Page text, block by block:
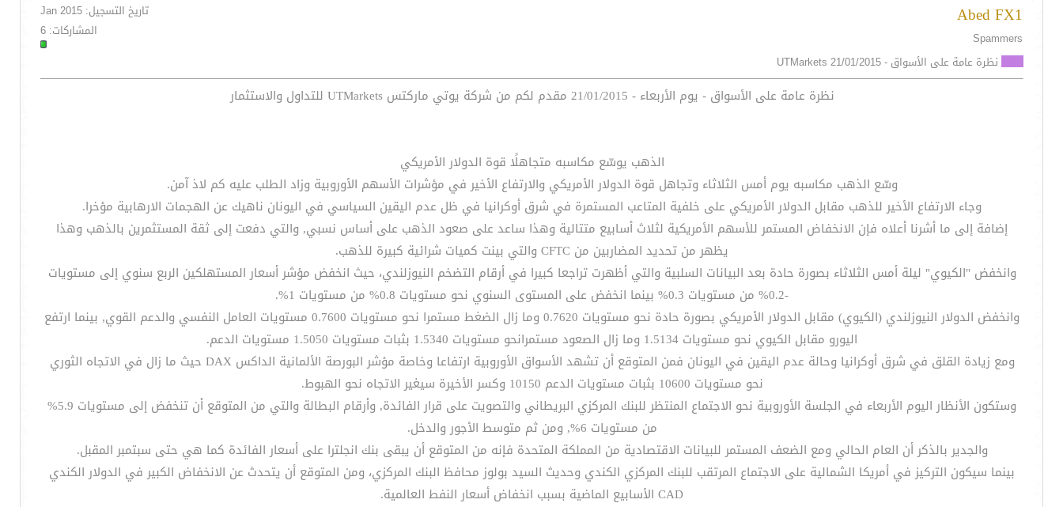
Abed FX1
Spammers
تاريخ التسجيل: Jan 2015
المشاركات: 6
نظرة عامة على الأسواق - 21/01/2015 UTMarkets
نظرة عامة على الأسواق - يوم الأربعاء - 21/01/2015 مقدم لكم من شركة يوتي ماركتس UTMarkets للتداول والاستثمار
الذهب يوسّع مكاسبه متجاهلًا قوة الدولار الأمريكي
وسّع الذهب مكاسبه يوم أمس الثلاثاء وتجاهل قوة الدولار الأمريكي والارتفاع الأخير في مؤشرات الأسهم الأوروبية وزاد الطلب عليه كم لاذ آمن.
وجاء الارتفاع الأخير للذهب مقابل الدولار الأمريكي على خلفية المتاعب المستمرة في شرق أوكرانيا في ظل عدم اليقين السياسي في اليونان ناهيك عن الهجمات الارهابية مؤخرا.
إضافة إلى ما أشرنا أعلاه فإن الانخفاض المستمر للأسهم الأمريكية لثلاث أسابيع متتالية وهذا ساعد على صعود الذهب على أساس نسبي, والتي دفعت إلى ثقة المستثمرين بالذهب وهذا
يظهر من تحديد المضاربين من CFTC والتي بينت كميات شرائية كبيرة للذهب.
وانخفض "الكيوي" ليلة أمس الثلاثاء بصورة حادة بعد البيانات السلبية والتي أظهرت تراجعا كبيرا في أرقام التضخم النيوزلندي، حيث انخفض مؤشر أسعار المستهلكين الربع سنوي إلى مستويات
-0.2% من مستويات 0.3% بينما انخفض على المستوى السنوي نحو مستويات 0.8% من مستويات 1%.
وانخفض الدولار النيوزلندي (الكيوي) مقابل الدولار الأمريكي بصورة حادة نحو مستويات 0.7620 وما زال الضغط مستمرا نحو مستويات 0.7600 مستويات العامل النفسي والدعم القوي, بينما ارتفع
اليورو مقابل الكيوي نحو مستويات 1.5134 وما زال الصعود مستمرانحو مستويات 1.5340 بثبات مستويات 1.5050 مستويات الدعم.
ومع زيادة القلق في شرق أوكرانيا وحالة عدم اليقين في اليونان فمن المتوقع أن تشهد الأسواق الأوروبية ارتفاعا وخاصة مؤشر البورصة الألمانية الداكس DAX حيث ما زال في الاتجاه الثوري
نحو مستويات 10600 بثبات مستويات الدعم 10150 وكسر الأخيرة سيغير الاتجاه نحو الهبوط.
وستكون الأنظار اليوم الأربعاء في الجلسة الأوروبية نحو الاجتماع المنتظر للبنك المركزي البريطاني والتصويت على قرار الفائدة, وأرقام البطالة والتي من المتوقع أن تنخفض إلى مستويات 5.9%
من مستويات 6%, ومن ثم متوسط الأجور والدخل.
والجدير بالذكر أن العام الحالي ومع الضعف المستمر للبيانات الاقتصادية من المملكة المتحدة فإنه من المتوقع أن يبقى بنك انجلترا على أسعار الفائدة كما هي حتى سبتمبر المقبل.
بينما سيكون التركيز في أمريكا الشمالية على الاجتماع المرتقب للبنك المركزي الكندي وحديث السيد بولوز محافظ البنك المركزي، ومن المتوقع أن يتحدث عن الانخفاض الكبير في الدولار الكندي
CAD الأسابيع الماضية بسبب انخفاض أسعار النفط العالمية.